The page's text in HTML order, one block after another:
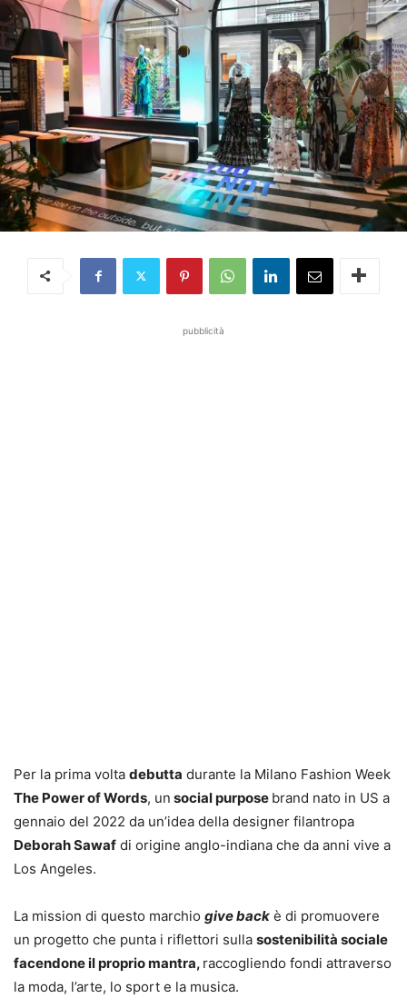
pubblicità
Per la prima volta debutta durante la Milano Fashion Week
The Power of Words, un social purpose brand nato in US a
gennaio del 2022 da un’idea della designer filantropa
Deborah Sawaf di origine anglo-indiana che da anni vive a
Los Angeles.
La mission di questo marchio give back è di promuovere
un progetto che punta i riflettori sulla sostenibilità sociale
facendone il proprio mantra, raccogliendo fondi attraverso
la moda, l’arte, lo sport e la musica.